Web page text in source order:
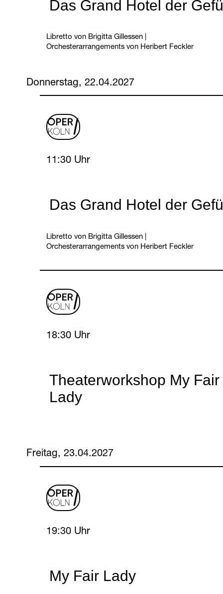
Das Grand Hotel der
Libretto von Brigitta Gillessen
Orchesterarrangements von Heribert Feckler
Donnerstag, 22.04.2027
Das Grand Hotel der
Libretto von Brigitta Gillessen
Orchesterarrangements von Heribert Feckler
Thursday, 22 April 2027
11:30 Uhr
oper
Theaterworkshop My Fair
Lady
Thursday, 22 April 2027
18:30 Uhr
oper
Freitag, 23.04.2027
My Fair Lady
Friday, 23 April 2027
19:30 Uhr
oper